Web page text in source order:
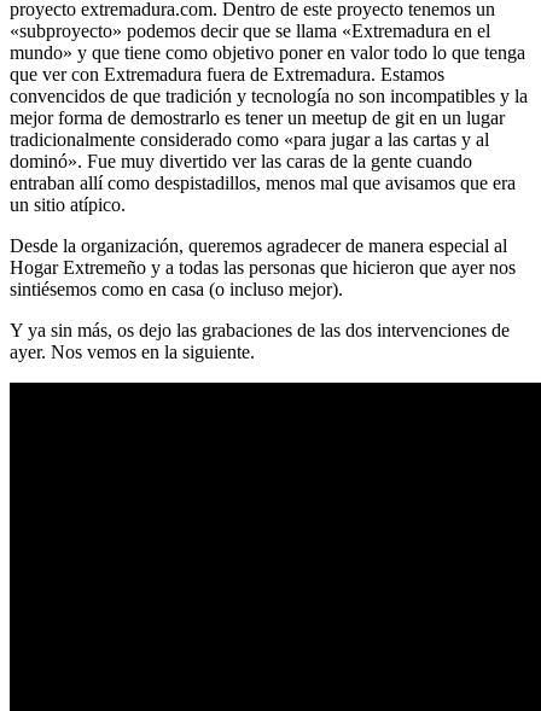
proyecto extremadura.com. Dentro de este proyecto tenemos un
«subproyecto» podemos decir que se llama «Extremadura en el
mundo» y que tiene como objetivo poner en valor todo lo que tenga
que ver con Extremadura fuera de Extremadura. Estamos
convencidos de que tradición y tecnología no son incompatibles y la
mejor forma de demostrarlo es tener un meetup de git en un lugar
tradicionalmente considerado como «para jugar a las cartas y al
dominó». Fue muy divertido ver las caras de la gente cuando
entraban allí como despistadillos, menos mal que avisamos que era
un sitio atípico.
Desde la organización, queremos agradecer de manera especial al
Hogar Extremeño y a todas las personas que hicieron que ayer nos
sintiésemos como en casa (o incluso mejor).
Y ya sin más, os dejo las grabaciones de las dos intervenciones de
ayer. Nos vemos en la siguiente.